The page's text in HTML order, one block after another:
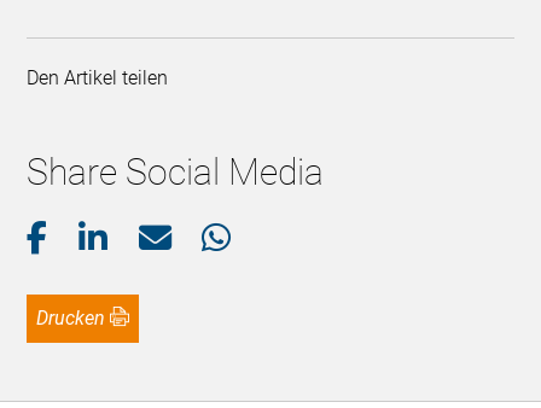
Den Artikel teilen
Share Social Media
Drucken